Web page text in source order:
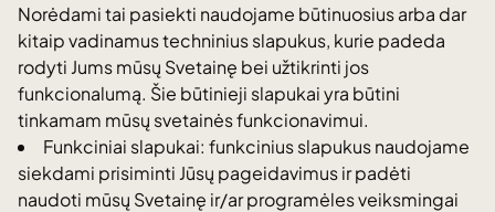
Norėdami tai pasiekti naudojame būtinuosius arba dar
kitaip vadinamus techninius slapukus, kurie padeda
rodyti Jums mūsų Svetainę bei užtikrinti jos
funkcionalumą. Šie būtinieji slapukai yra būtini
tinkamam mūsų svetainės funkcionavimui.
Funkciniai slapukai: funkcinius slapukus naudojame
siekdami prisiminti Jūsų pageidavimus ir padėti
naudoti mūsų Svetainę ir/ar programėles veiksmingai